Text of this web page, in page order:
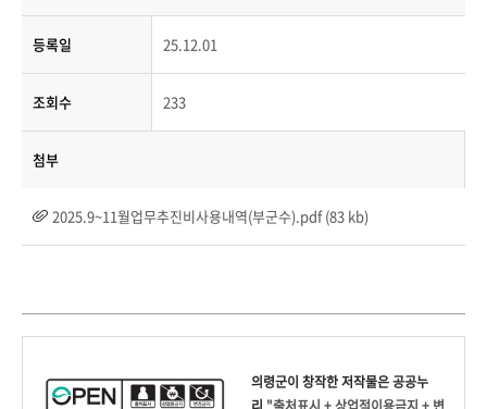
등록일 25.12.01
조회수 233
첨부
2025.9~11월업무추진비사용내역(부군수).pdf (83 kb)
의령군이 창작한저작물은 공공누